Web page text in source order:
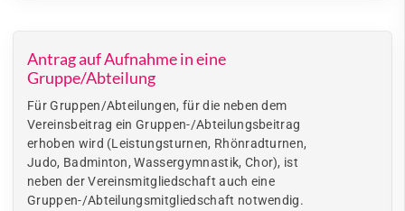
Antrag auf Aufnahme in eine
Gruppe/Abteilung
Für Gruppen/Abteilungen, für die neben dem
Vereinsbeitrag ein Gruppen-/Abteilungsbeitrag
erhoben wird (Leistungsturnen, Rhönradturnen,
Judo, Badminton, Wassergymnastik, Chor), ist
neben der Vereinsmitgliedschaft auch eine
Gruppen-/Abteilungsmitgliedschaft notwendig.